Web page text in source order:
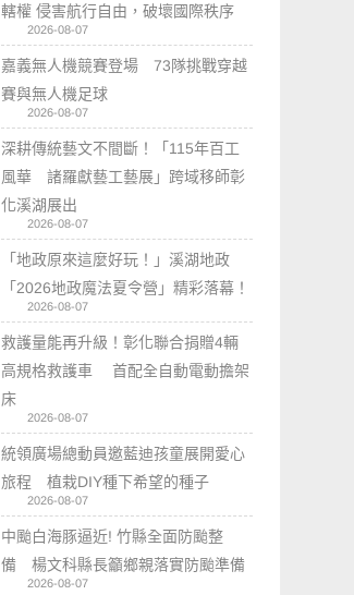
轄權 侵害航行自由，破壞國際秩序
2026-08-07
嘉義無人機競賽登場 73隊挑戰穿越
賽與無人機足球
2026-08-07
深耕傳統藝文不間斷！「115年百工
風華 諸羅獻藝工藝展」跨域移師彰
化溪湖展出
2026-08-07
「地政原來這麼好玩！」溪湖地政
「2026地政魔法夏令營」精彩落幕！
2026-08-07
救護量能再升級！彰化聯合捐贈4輛
高規格救護車 首配全自動電動擔架
床
2026-08-07
統領廣場總動員邀藍迪孩童展開愛心
旅程 植栽DIY種下希望的種子
2026-08-07
中颱白海豚逼近! 竹縣全面防颱整
備 楊文科縣長籲鄉親落實防颱準備
2026-08-07